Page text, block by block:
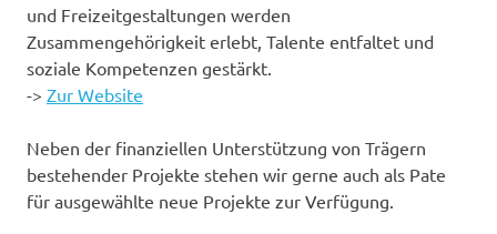
und Freizeitgestaltungen werden
Zusammengehörigkeit erlebt, Talente entfaltet und
soziale Kompetenzen gestärkt.
-> Zur Website
Neben der finanziellen Unterstützung von Trägern
bestehender Projekte stehen wir gerne auch als Pate
für ausgewählte neue Projekte zur Verfügung.